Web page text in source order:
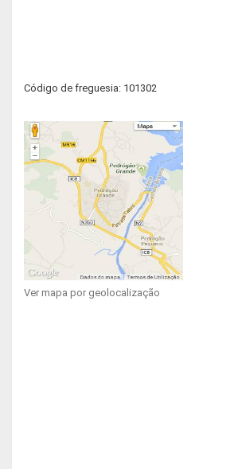
Código de freguesia: 101302
Ver mapa por geolocalização